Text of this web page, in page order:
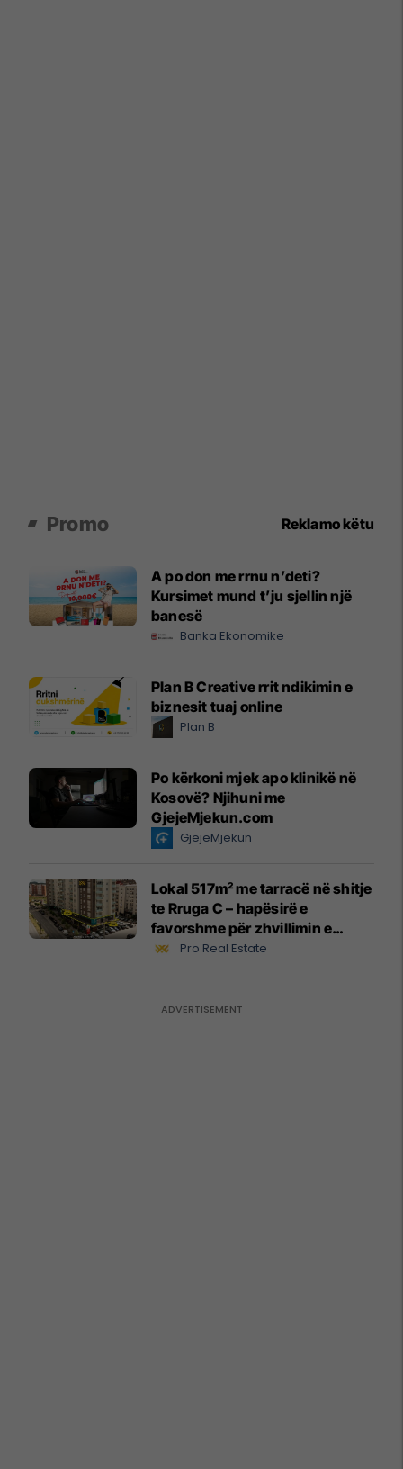
Promo Reklamo këtu
A po don me rrnu n’deti?
Kursimet mund t’ju sjellin një
banesë
Banka Ekonomike
Plan B Creative rrit ndikimin e
biznesit tuaj online
Plan B
Po kërkoni mjek apo klinikë në
Kosovë? Njihuni me
GjejeMjekun.com
GjejeMjekun
Lokal 517m² me tarracë në shitje
te Rruga C – hapësirë e
favorshme për zhvillimin e
biznesit #15796
Pro Real Estate